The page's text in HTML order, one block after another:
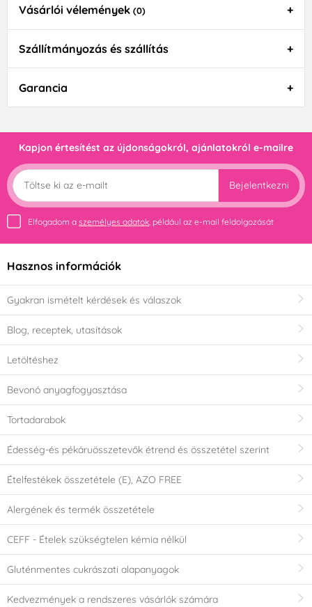
Vásárlói vélemények (0)
Szállítmányozás és szállítás
Garancia
Kapjon értesítést az újdonságokról, ajánlatokról e-mailre
Bejelentkezni
Elfogadom a személyes adatok , például az e-mail feldolgozását
Hasznos információk
Gyakran ismételt kérdések és válaszok
Blog, receptek, utasítások
Letöltéshez
Bevonó anyagfogyasztása
Tortadarabok
Édesség-és pékáruösszetevők étrend és összetétel szerint
Ételfestékek összetétele (E), AZO FREE
Alergének és termék összetétele
CEFF - Ételek szükségtelen kémia nélkül
Gluténmentes cukrászati alapanyagok
Kedvezmények a rendszeres vásárlók számára